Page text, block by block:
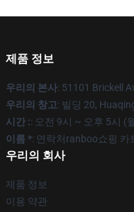
제품 정보
우리의 본사: 51101 Brickell
우리의 창고: 빌딩 20,
시간 :: 오전 9시 ~ 오후 5시 (
이름 *: 연락처ranboo쇼핑 카
우리의 회사
제품 정보
이용 약관